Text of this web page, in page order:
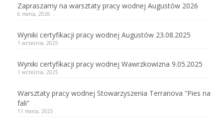
Ćwiczenia pociągowe
Sekcja Agility
Przepisy agillity
Warsztaty
Zapraszamy na warsztaty pracy wodnej Augustów 2026
6 marca, 2026
Wyniki certyfikacji pracy wodnej Augustów 23.08.2025
1 września, 2025
Wyniki certyfikacji pracy wodnej Wawrzkowizna 9.05.2025
1 września, 2025
Warsztaty pracy wodnej Stowarzyszenia Terranova “Pies na
fali”
11 marca, 2025